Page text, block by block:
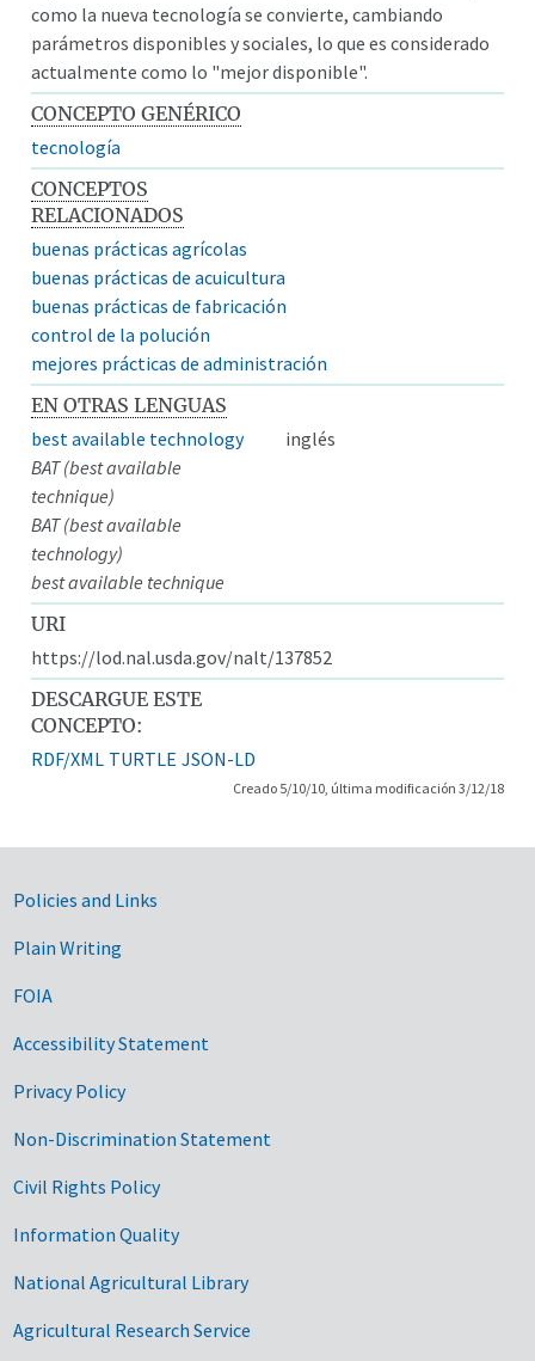
como la nueva tecnología se convierte, cambiando
parámetros disponibles y sociales, lo que es considerado
actualmente como lo "mejor disponible".
CONCEPTO GENÉRICO
tecnología
CONCEPTOS
RELACIONADOS
buenas prácticas agrícolas
buenas prácticas de acuicultura
buenas prácticas de fabricación
control de la polución
mejores prácticas de administración
EN OTRAS LENGUAS
best available technology
inglés
BAT (best available
technique)
BAT (best available
technology)
best available technique
URI
https://lod.nal.usda.gov/nalt/137852
DESCARGUE ESTE
CONCEPTO:
RDF/XML TURTLE JSON-LD
Creado 5/10/10, última modificación 3/12/18
Government Links
Policies and Links
Plain Writing
FOIA
Accessibility Statement
Privacy Policy
Non-Discrimination Statement
Civil Rights Policy
Information Quality
National Agricultural Library
Agricultural Research Service